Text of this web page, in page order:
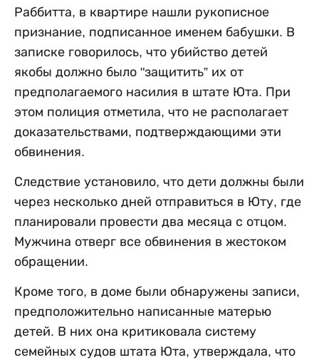
Раббитта, в квартире нашли рукописное
признание, подписанное именем бабушки. В
записке говорилось, что убийство детей
якобы должно было "защитить” их от
предполагаемого насилия в штате Юта. При
этом полиция отметила, что не располагает
доказательствами, подтверждающими эти
обвинения.
Следствие установило, что дети должны были
через несколько дней отправиться в Юту, где
планировали провести два месяца с отцом.
Мужчина отверг все обвинения в жестоком
обращении.
Кроме того, в доме были обнаружены записи,
предположительно написанные матерью
детей. В них она критиковала систему
семейных судов штата Юта, утверждала, что